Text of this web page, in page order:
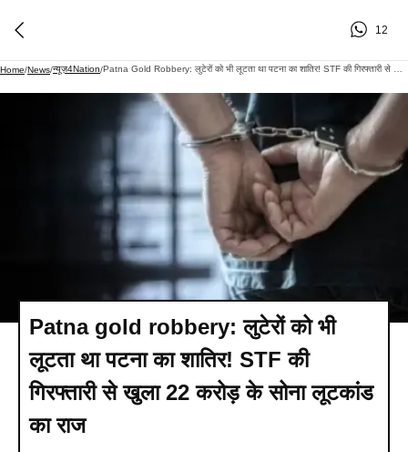
12
Home/News/न्यूज़4Nation/
Patna gold robbery: लुटेरों को भी
लूटता था पटना का शातिर! STF की
गिरफ्तारी से खुला 22 करोड़ के सोना लूटकांड
का राज